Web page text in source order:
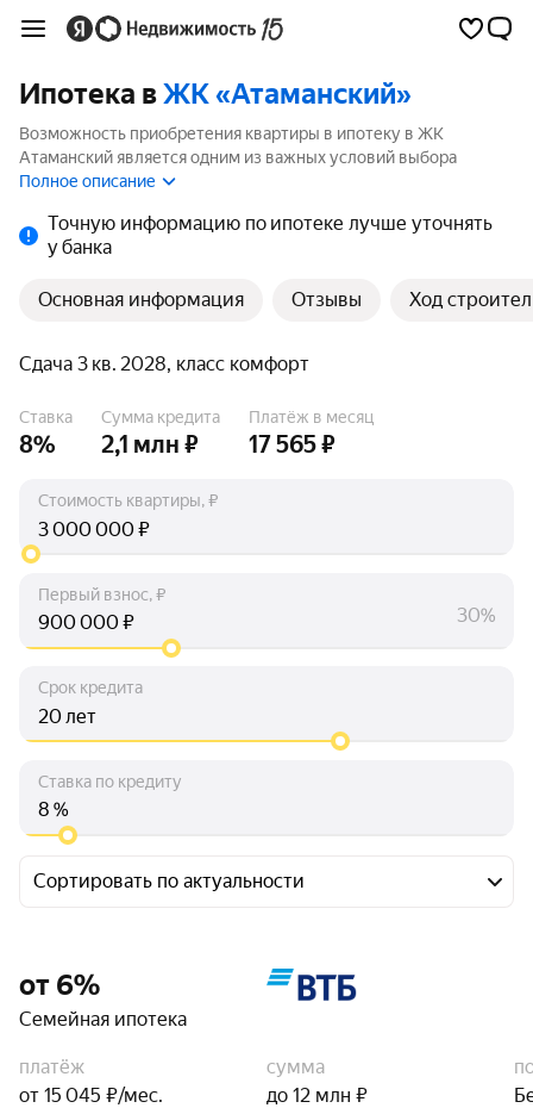
Ипотека вЖК «Атаманский»
Возможность приобретения квартиры в ипотеку в ЖК
Атаманский является одним из важных условий выбора
квартиры. На странице мы собрали программы кредитования
Полное описание
Точную информацию по ипотеке лучше уточнять
у банка
Основная информация Отзывы Ход
Сдача 3 кв. 2028, класс комфорт
Ставка
8%
Сумма кредита
2,1 млн ₽
Платёж в месяц
17 565 ₽
Стоимость квартиры, ₽
₽
Первый взнос, ₽
₽ 30%
Срок кредита
лет
Ставка по кредиту
%
Сортировать по актуальности
от 6%
Семейная ипотека
платёж
от 15 045 ₽/мес.
сумма
до 12 млн ₽